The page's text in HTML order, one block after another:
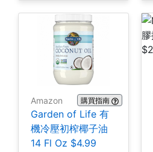
Amazon 購買指南
Garden of Life 有
機冷壓初榨椰子油
14 Fl Oz $4.99